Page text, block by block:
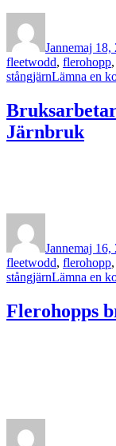
Jannemaj 18,
fleetwodd, flerohopp,
stångjärnLämna en
Järnbruk
Jannemaj 16,
fleetwodd, flerohopp,
stångjärnLämna en
Flerohopps